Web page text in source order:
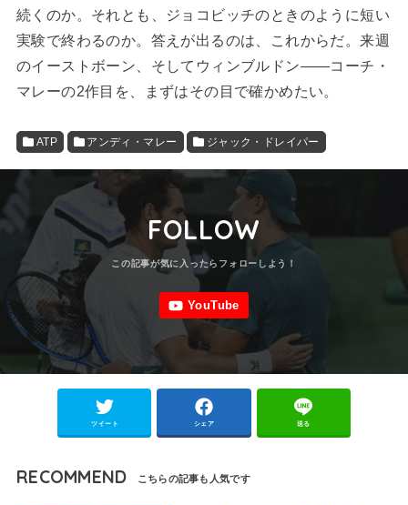
続くのか。それとも、ジョコビッチのときのように短い
実験で終わるのか。答えが出るのは、これからだ。来週
のイーストボーン、そしてウィンブルドン——コーチ・
マレーの2作目を、まずはその目で確かめたい。
ATP アンディ・マレー ジャック・ドレイパー
FOLLOW
ツイート シェア 送る
RECOMMEND